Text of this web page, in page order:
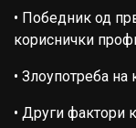
• Победник од
кориснички
• Злоупотреба
• Други фактори